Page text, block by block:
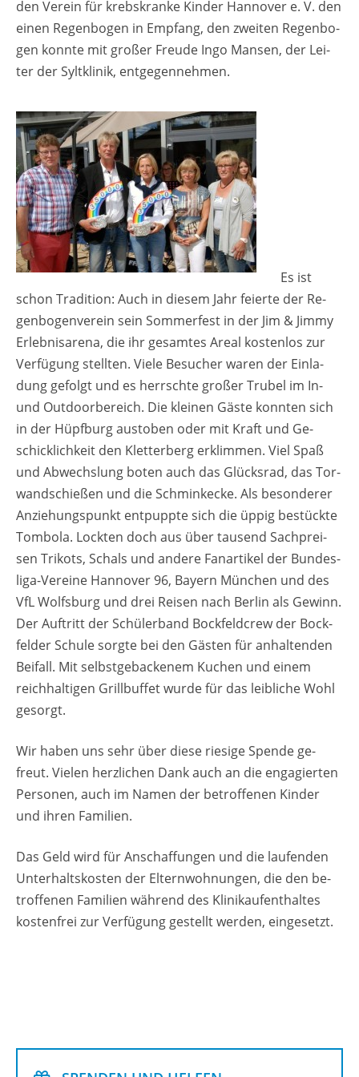
den Ver­ein für krebs­kran­ke Kin­der Han­no­ver e. V. den
einen Re­gen­bo­gen in Emp­fang, den zwei­ten Re­gen­bo­
gen konn­te mit gro­ßer Freu­de Ingo Man­sen, der Lei­
ter der Sylt­kli­nik, ent­ge­gen­neh­men.
Es ist
schon Tra­di­ti­on: Auch in die­sem Jahr fei­er­te der Re­
gen­bo­gen­ver­ein sein Som­mer­fest in der Jim & Jimmy
Er­leb­nis­are­na, die ihr ge­sam­tes Areal kos­ten­los zur
Ver­fü­gung stell­ten. Viele Be­su­cher waren der Ein­la­
dung ge­folgt und es herrsch­te gro­ßer Tru­bel im In-
und Out­door­be­reich. Die klei­nen Gäste konn­ten sich
in der Hüpf­burg aus­to­ben oder mit Kraft und Ge­
schick­lich­keit den Klet­ter­berg er­klim­men. Viel Spaß
und Ab­wechs­lung boten auch das Glücks­rad, das Tor­
wand­schie­ßen und die Schmink­ecke. Als be­son­de­rer
An­zie­hungs­punkt ent­pupp­te sich die üppig be­stück­te
Tom­bo­la. Lock­ten doch aus über tau­send Sach­prei­
sen Tri­kots, Schals und an­de­re Fan­ar­ti­kel der Bun­des­
li­ga-Ver­ei­ne Han­no­ver 96, Bay­ern Mün­chen und des
VfL Wolfs­burg und drei Rei­sen nach Ber­lin als Ge­winn.
Der Auf­tritt der Schü­ler­band Bock­feld­crew der Bock­
fel­der Schu­le sorg­te bei den Gäs­ten für an­hal­ten­den
Bei­fall. Mit selbst­ge­ba­cke­nem Ku­chen und einem
reich­hal­ti­gen Grillb­uf­fet wurde für das leib­li­che Wohl
ge­sorgt.
Wir haben uns sehr über diese rie­si­ge Spen­de ge­
freut. Vie­len herz­li­chen Dank auch an die en­ga­gier­ten
Per­so­nen, auch im Namen der be­trof­fe­nen Kin­der
und ihren Fa­mi­li­en.
Das Geld wird für An­schaf­fun­gen und die lau­fen­den
Un­ter­halts­kos­ten der El­tern­woh­nun­gen, die den be­
trof­fe­nen Fa­mi­li­en wäh­rend des Kli­nik­auf­ent­hal­tes
kos­ten­frei zur Ver­fü­gung ge­stellt wer­den, ein­ge­setzt.